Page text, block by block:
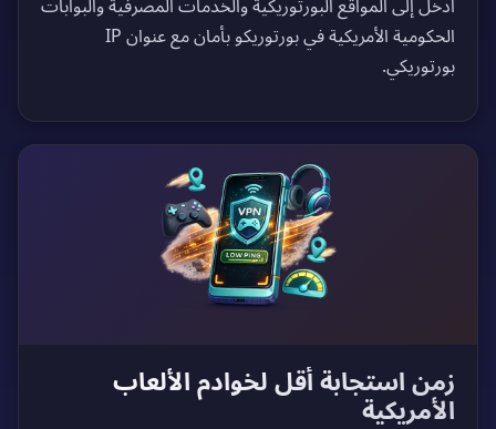
ادخل إلى المواقع البورتوريكية والخدمات المصرفية والبوابات
الحكومية الأمريكية في بورتوريكو بأمان مع عنوان IP
بورتوريكي.
زمن استجابة أقل لخوادم الألعاب
الأمريكية